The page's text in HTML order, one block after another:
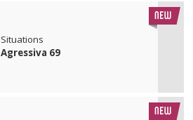
Situations
Agressiva 69